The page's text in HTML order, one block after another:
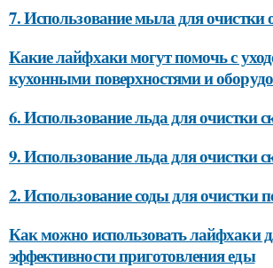
7. Использование мыла для очистки
Какие лайфхаки могут помочь с
кухонными поверхностями и
6. Использование льда для очистки
9. Использование льда для очистки
2. Использование соды для очистки
Как можно использовать лайфхаки
эффективности приготовления еды